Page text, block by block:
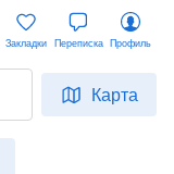
Карта
Закладки Переписка Профиль